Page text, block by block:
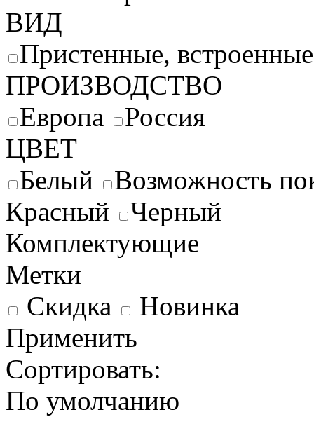
ВИД
Пристенные,
ПРОИЗВОДСТВО
Европа
Россия
ЦВЕТ
Белый
Возможность
Красный
Черный
Комплектующие
Метки
Скидка
Новинка
Применить
Сортировать:
По умолчанию